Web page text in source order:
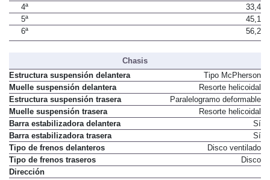
4ª
33,4
5ª
45,1
6ª
56,2
Chasis
Estructura suspensión delantera
Tipo McPherson
Muelle suspensión delantera
Resorte helicoidal
Estructura suspensión trasera
Paralelogramo deformable
Muelle suspensión trasera
Resorte helicoidal
Barra estabilizadora delantera
Sí
Barra estabilizadora trasera
Sí
Tipo de frenos delanteros
Disco ventilado
Tipo de frenos traseros
Disco
Dirección